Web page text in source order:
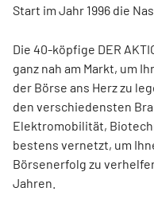
Start im Jahr 1996 die
Die 40-köpfige DER
ganz nah am Markt, um
der Börse ans Herz zu
den verschiedensten
Elektromobilität,
bestens vernetzt, um
Börsenerfolg zu
Jahren.